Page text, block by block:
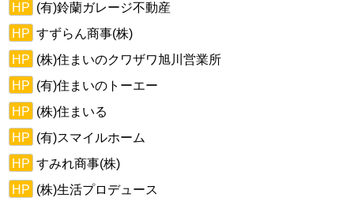
HP (有)鈴蘭ガレージ不動産
HP すずらん商事(株)
HP (株)住まいのクワザワ旭川営業所
HP (有)住まいのトーエー
HP (株)住まいる
HP (有)スマイルホーム
HP すみれ商事(株)
HP (株)生活プロデュース